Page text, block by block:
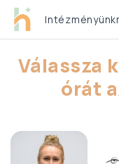
Válassza
órát